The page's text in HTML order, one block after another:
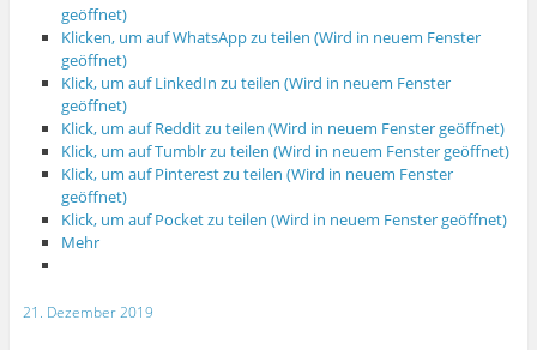
geöffnet)
Klicken, um auf WhatsApp zu teilen (Wird in neuem Fenster
geöffnet)
Klick, um auf LinkedIn zu teilen (Wird in neuem Fenster
geöffnet)
Klick, um auf Reddit zu teilen (Wird in neuem Fenster geöffnet)
Klick, um auf Tumblr zu teilen (Wird in neuem Fenster geöffnet)
Klick, um auf Pinterest zu teilen (Wird in neuem Fenster
geöffnet)
Klick, um auf Pocket zu teilen (Wird in neuem Fenster geöffnet)
Mehr
21. Dezember 2019